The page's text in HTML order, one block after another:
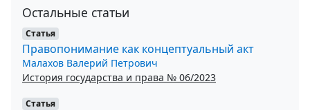
Остальные статьи
Статья
Правопонимание как концептуальный акт
Малахов Валерий Петрович
История государства и права № 06/2023
Статья